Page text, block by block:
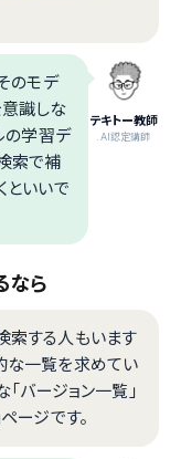
テキトー教師
.AI認定講師
のモデ
識しな
の学習デ
索で補
といいで
ら
索する人もいます
な一覧を求めてい
バージョン一覧」
ージです。